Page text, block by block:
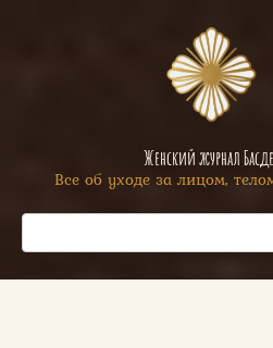
Женский журнал
Все об уходе за лицом,
Поиск: